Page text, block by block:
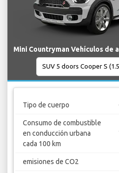
Mini Countryman Vehículos de
Tipo de cuerpo
Consumo de combustible
en conducción urbana
cada 100 km
emisiones de CO2